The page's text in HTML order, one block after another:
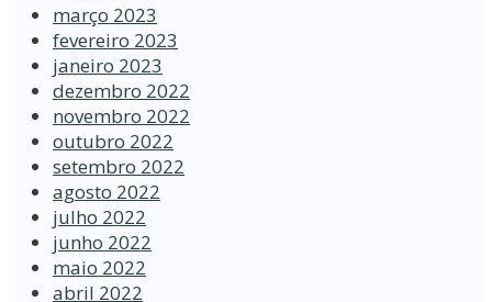
março 2023
fevereiro 2023
janeiro 2023
dezembro 2022
novembro 2022
outubro 2022
setembro 2022
agosto 2022
julho 2022
junho 2022
maio 2022
abril 2022